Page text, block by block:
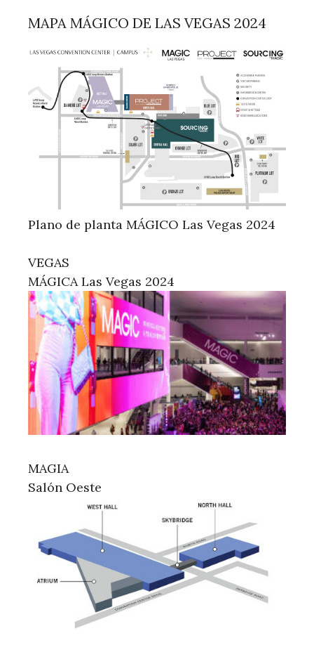
MAPA MÁGICO DE LAS VEGAS 2024
Plano de planta MÁGICO Las Vegas 2024
VEGAS
MÁGICA Las Vegas 2024
MAGIA
Salón Oeste